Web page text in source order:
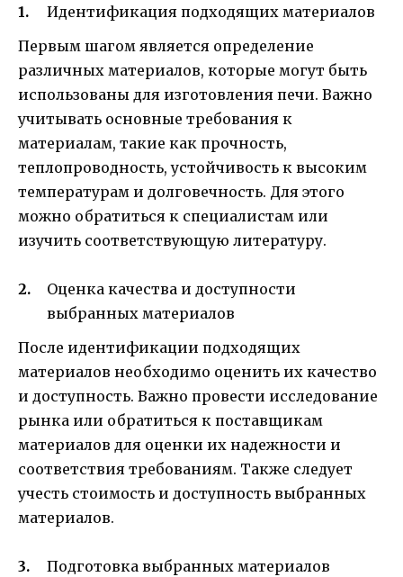
Идентификация подходящих материалов
Первым шагом является определение
различных материалов, которые могут быть
использованы для изготовления печи. Важно
учитывать основные требования к
материалам, такие как прочность,
теплопроводность, устойчивость к высоким
температурам и долговечность. Для этого
можно обратиться к специалистам или
изучить соответствующую литературу.
Оценка качества и доступности
выбранных материалов
После идентификации подходящих
материалов необходимо оценить их качество
и доступность. Важно провести исследование
рынка или обратиться к поставщикам
материалов для оценки их надежности и
соответствия требованиям. Также следует
учесть стоимость и доступность выбранных
материалов.
Подготовка выбранных материалов